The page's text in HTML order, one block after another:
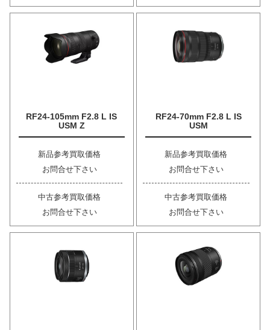
RF24-105mm F2.8 L IS
USM Z
新品参考買取価格
お問合せ下さい
中古参考買取価格
お問合せ下さい
RF24-70mm F2.8 L IS
USM
新品参考買取価格
お問合せ下さい
中古参考買取価格
お問合せ下さい